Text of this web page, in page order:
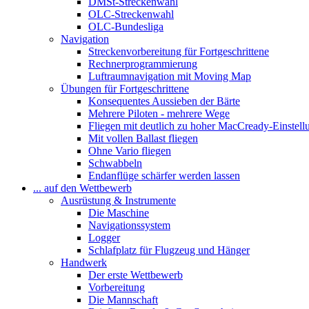
OLC-Streckenwahl
OLC-Bundesliga
Navigation
Streckenvorbereitung für Fortgeschrittene
Rechnerprogrammierung
Luftraumnavigation mit Moving Map
Übungen für Fortgeschrittene
Konsequentes Aussieben der Bärte
Mehrere Piloten - mehrere Wege
Fliegen mit deutlich zu hoher MacCready-
Mit vollen Ballast fliegen
Ohne Vario fliegen
Schwabbeln
Endanflüge schärfer werden lassen
... auf den Wettbewerb
Ausrüstung & Instrumente
Die Maschine
Navigationssystem
Logger
Schlafplatz für Flugzeug und Hänger
Handwerk
Der erste Wettbewerb
Vorbereitung
Die Mannschaft